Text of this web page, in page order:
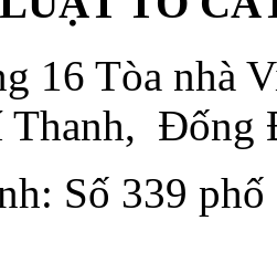
16 Tòa nhà
Thanh, Đống
Số 339 phố